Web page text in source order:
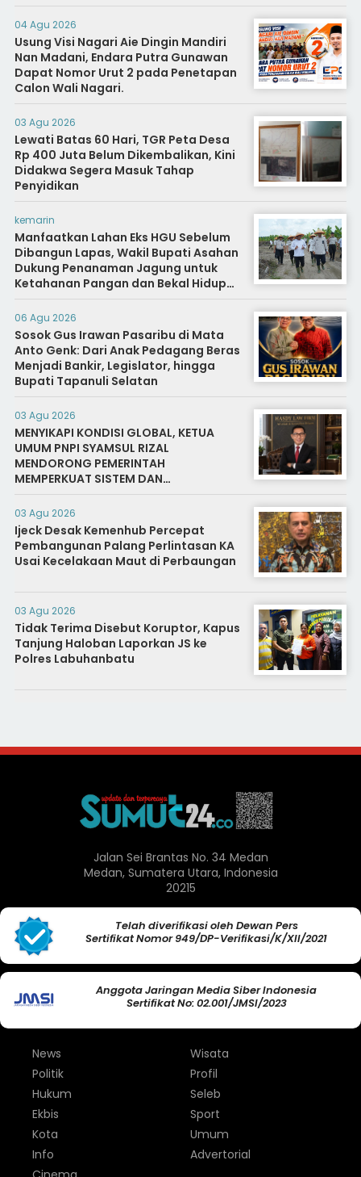
04 Agu 2026
Usung Visi Nagari Aie Dingin Mandiri
Nan Madani, Endara Putra Gunawan
Dapat Nomor Urut 2 pada Penetapan
Calon Wali Nagari.
03 Agu 2026
Lewati Batas 60 Hari, TGR Peta Desa
Rp 400 Juta Belum Dikembalikan, Kini
Didakwa Segera Masuk Tahap
Penyidikan
kemarin
Manfaatkan Lahan Eks HGU Sebelum
Dibangun Lapas, Wakil Bupati Asahan
Dukung Penanaman Jagung untuk
Ketahanan Pangan dan Bekal Hidup
Warga Binaan
06 Agu 2026
Sosok Gus Irawan Pasaribu di Mata
Anto Genk: Dari Anak Pedagang Beras
Menjadi Bankir, Legislator, hingga
Bupati Tapanuli Selatan
03 Agu 2026
MENYIKAPI KONDISI GLOBAL, KETUA
UMUM PNPI SYAMSUL RIZAL
MENDORONG PEMERINTAH
MEMPERKUAT SISTEM DAN
INFRASTRUKTUR INTELIJEN NEGARA
03 Agu 2026
Ijeck Desak Kemenhub Percepat
Pembangunan Palang Perlintasan KA
Usai Kecelakaan Maut di Perbaungan
03 Agu 2026
Tidak Terima Disebut Koruptor, Kapus
Tanjung Haloban Laporkan JS ke
Polres Labuhanbatu
Jalan Sei Brantas No. 34 Medan
Medan, Sumatera Utara, Indonesia
20215
Telah diverifikasi oleh Dewan Pers
Sertifikat Nomor 949/DP-Verifikasi/K/XII/2021
Anggota Jaringan Media Siber Indonesia
Sertifikat No: 02.001/JMSI/2023
News
Politik
Hukum
Ekbis
Kota
Info
Wisata
Profil
Seleb
Sport
Umum
Advertorial